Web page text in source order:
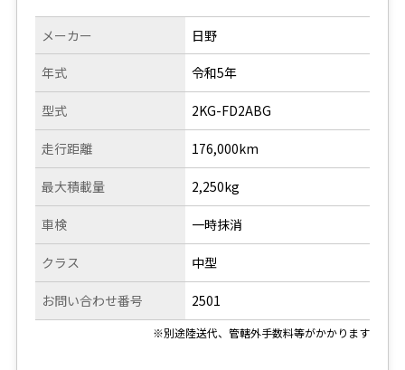
メーカー
年式
型式
走行距離
日野
令和5年
2KG-FD2ABG
176,000km
最大積載量
車検
クラス
お問い合わせ番号
2,250kg
一時抹消
中型
2501
※別途陸送代、管轄外手数料等がかかります